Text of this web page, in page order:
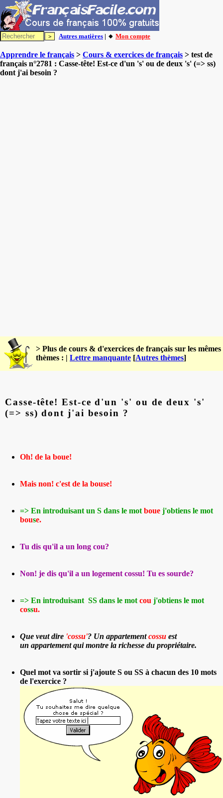
Autres matières | 🔸 Mon compte
Apprendre le français > Cours & exercices de français > test de
français n°2781 : Casse-tête! Est-ce d'un 's' ou de deux 's' (=> ss)
dont j'ai besoin ?
> Plus de cours & d'exercices de français sur les mêmes
thèmes : | Lettre manquante [Autres thèmes]
Casse-tête! Est-ce d'un 's' ou de deux 's'
(=> ss) dont j'ai besoin ?
Oh! de la boue!
Mais non! c'est de la bouse!
=> En introduisant un S dans le mot boue j'obtiens le mot
bouse.
Tu dis qu'il a un long cou?
Non! je dis qu'il a un logement cossu! Tu es sourde?
=> En introduisant SS dans le mot cou j'obtiens le mot
cossu.
Que veut dire 'cossu'? Un appartementcossu est
un appartement qui montre la richesse du propriétaire.
Quel mot va sortir si j'ajoute S ou SS à chacun des 10 mots
de l'exercice ?